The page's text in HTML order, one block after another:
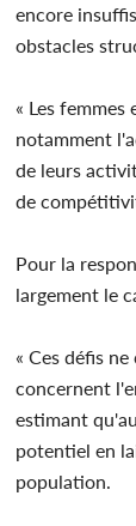
encore
obstacles
« Les
notamment
de leurs
de
Pour la
largement le
« Ces défis
concernent
estimant
potentiel en
population.